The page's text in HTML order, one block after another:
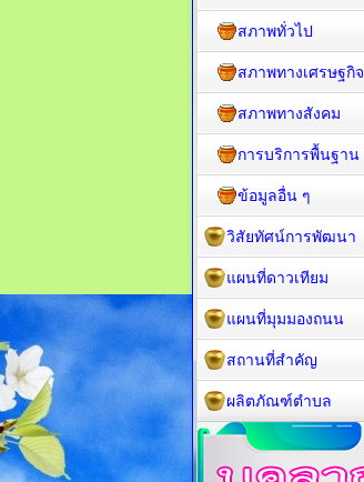
สภาพทั่วไป
สภาพทางเศรษฐกิจ
สภาพทางสังคม
การบริการพื้นฐาน
ข้อมูลอื่น ๆ
วิสัยทัศน์การพัฒนา
แผนที่ดาวเทียม
แผนที่มุมมองถนน
สถานที่สำคัญ
ผลิตภัณฑ์ตำบล